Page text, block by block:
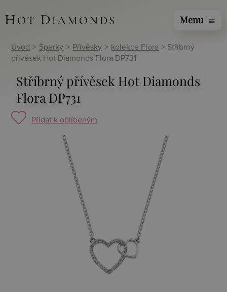
Menu menu
Úvod > Šperky > Přívěsky > kolekce Flora > Stříbrný
přívěsek Hot Diamonds Flora DP731
Stříbrný přívěsek Hot Diamonds
Flora DP731
Přidat k oblíbeným